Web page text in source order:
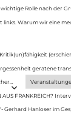
Rolle nach der
links. Warum wir eine
geratene
AUS FRANKREICH?
Gerhard Hanloser im